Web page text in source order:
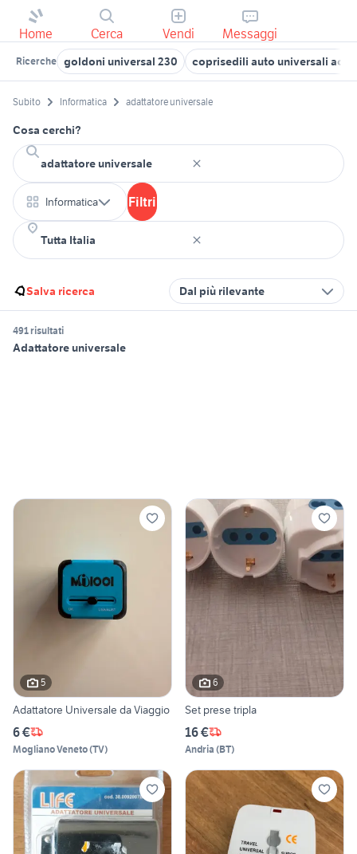
Home Cerca Vendi Messaggi
Ricerche goldoni universal 230 coprisedili auto universali
Subito Informatica adattatore universale
Cosa cerchi?
Informatica Filtri
Salva ricerca Dal più rilevante
491 risultati
Adattatore universale
5
Adattatore Universale da Viaggio
6 €
Mogliano Veneto(TV)
6
Set prese tripla
16 €
Andria (BT)